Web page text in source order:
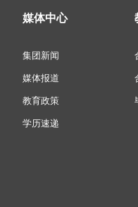
媒体中心
集团新闻
媒体报道
教育政策
学历速递